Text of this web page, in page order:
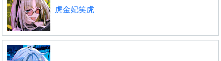
虎金妃笑虎